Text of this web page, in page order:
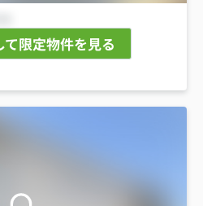
限定物件を見る